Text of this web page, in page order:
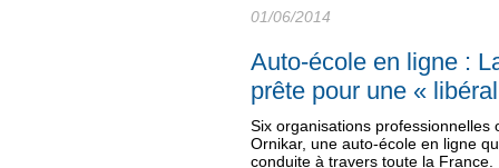
01/06/2014
Auto-école en ligne :
prête pour une «
Six organisations professionnelles
Ornikar, une auto-école en ligne
conduite à travers toute la France.